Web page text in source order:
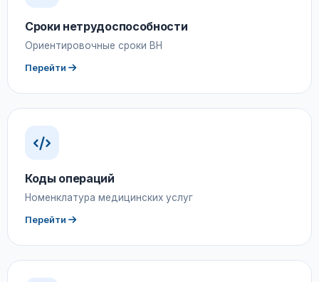
Сроки нетрудоспособности
Ориентировочные сроки ВН
Перейти
Коды операций
Номенклатура медицинских услуг
Перейти